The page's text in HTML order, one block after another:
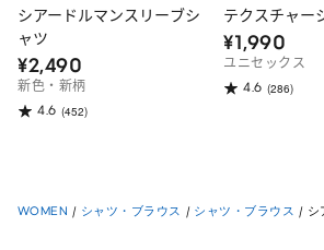
シアードルマンスリーブシ
ャツ
¥2,490
新色・新柄
4.6 (452)
テクスチャー
¥1,990
ユニセックス
4.6 (286)
WOMEN / シャツ・ブラウス / シャツ・ブラウス / シ